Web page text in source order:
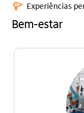
beleza_outline Experiências
Bem-estar